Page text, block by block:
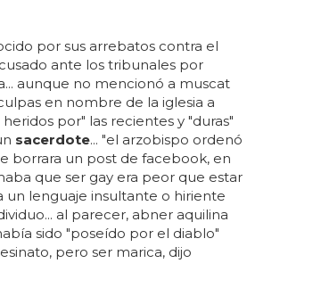
por sus arrebatos contra el
ante los tribunales por
aunque no mencionó a muscat
en nombre de la iglesia a
por" las recientes y "duras"
sacerdote... "el arzobispo ordenó
borrara un post de facebook, en
que ser gay era peor que estar
un lenguaje insultante o hiriente
al parecer, abner aquilina
sido "poseído por el diablo"
pero ser marica, dijo